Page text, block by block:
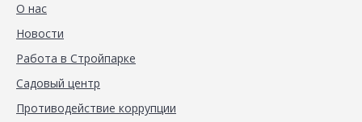
О нас
Новости
Работа в Стройпарке
Садовый центр
Противодействие коррупции